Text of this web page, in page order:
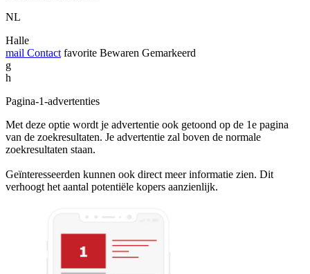
NL
Halle
mail Contact favorite Bewaren Gemarkeerd
g
h
Pagina-1-advertenties
Met deze optie wordt je advertentie ook getoond op de 1e pagina
van de zoekresultaten. Je advertentie zal boven de normale
zoekresultaten staan.
Geïnteresseerden kunnen ook direct meer informatie zien. Dit
verhoogt het aantal potentiële kopers aanzienlijk.